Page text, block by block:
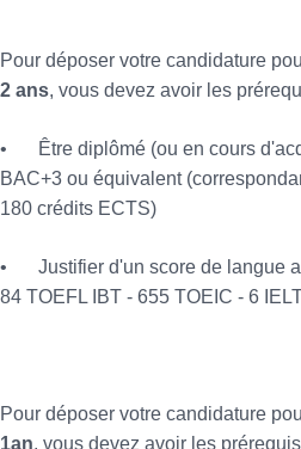
Pour déposer votre candidature
2 ans, vous devez avoir les
•
Être diplômé (ou en cours
BAC+3 ou équivalent
180 crédits ECTS)
•
Justifier d'un score de langue
84 TOEFL IBT - 655 TOEIC - 6
Pour déposer votre candidature
1an, vous devez avoir les